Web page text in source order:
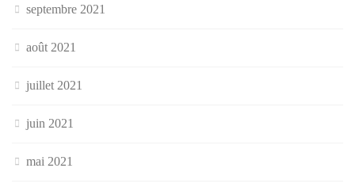
septembre 2021
août 2021
juillet 2021
juin 2021
mai 2021